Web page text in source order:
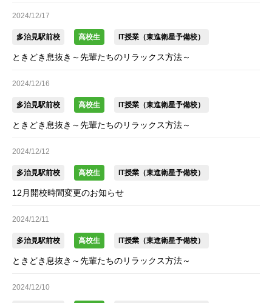
2024/12/17
多治見駅前校 高校生 IT授業（東進衛星予備校）
ときどき息抜き～先輩たちのリラックス方法～
2024/12/16
多治見駅前校 高校生 IT授業（東進衛星予備校）
ときどき息抜き～先輩たちのリラックス方法～
2024/12/12
多治見駅前校 高校生 IT授業（東進衛星予備校）
12月開校時間変更のお知らせ
2024/12/11
多治見駅前校 高校生 IT授業（東進衛星予備校）
ときどき息抜き～先輩たちのリラックス方法～
2024/12/10